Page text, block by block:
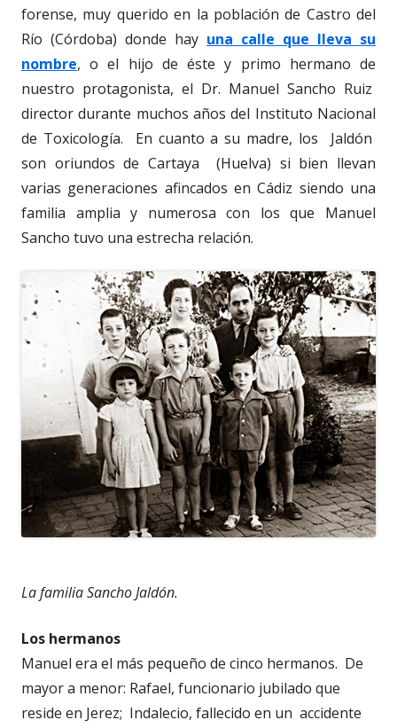
forense, muy querido en la población de Castro del
Río (Córdoba) donde hay una calle que lleva su
nombre, o el hijo de éste y primo hermano de
nuestro protagonista, el Dr. Manuel Sancho Ruiz
director durante muchos años del Instituto Nacional
de Toxicología. En cuanto a su madre, los Jaldón
son oriundos de Cartaya (Huelva) si bien llevan
varias generaciones afincados en Cádiz siendo una
familia amplia y numerosa con los que Manuel
Sancho tuvo una estrecha relación.
La familia Sancho Jaldón.
Los hermanos
Manuel era el más pequeño de cinco hermanos. De
mayor a menor: Rafael, funcionario jubilado que
reside en Jerez; Indalecio, fallecido en un accidente